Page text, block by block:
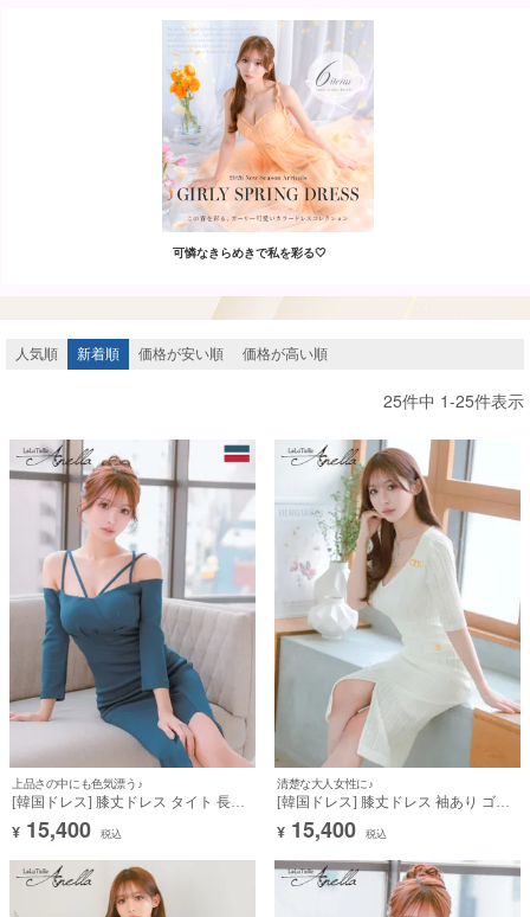
OriginalBrand
可憐なきらめきで私を彩る🤍
人気順 新着順 価格が安い順 価格が高い順
25件中 1-25件表示
上品さの中にも色気漂う♪
[韓国ドレス] 膝丈ドレス タイト 長袖
肩出し 二の腕カバー デコルテコード
ギャザー 大人 (Sサイズ～Lサイズ) (ら
¥ 15,400 税込
清楚な大人女性に♪
[韓国ドレス] 膝丈ドレス 袖あり ゴー
ルドボタン フェイクポケット スリッ
ト タイト オフホワイト 白 キャバドレ
[Anella]
¥ 15,400 税込